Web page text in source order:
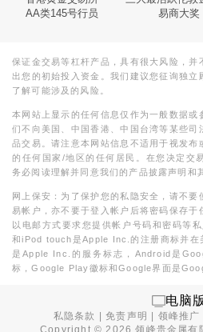
AA类145号行员
易商大奖
保证金交易等杠杆产品，具有很大风险，并
出您的初始投入资金。我们建议您征询独
了解可能涉及的风险。
本网站上显示的任何信息仅作为一般数据
们不向美国、中国香港、中国台湾等某些
品交易。请注意本网站信息不适用于视发
的任何国家/地区的任何居民。在您决定交
务必阅读理解并同意我们的产品披露声明和
网上保安：为了保护您的私隐安全，请不要
易帐户，亦不要于登入帐户后将密码保存于
以电邮方式要求您提供帐户号码和密码等
和iPod touch是Apple Inc.的注册商标并在
是Apple Inc.的服务标志，Android是
标，Google Play徽标和Google界面是
电脑版
私隐条款 |免责声明 领峰推广
Copyright © 2026 领峰贵金属有